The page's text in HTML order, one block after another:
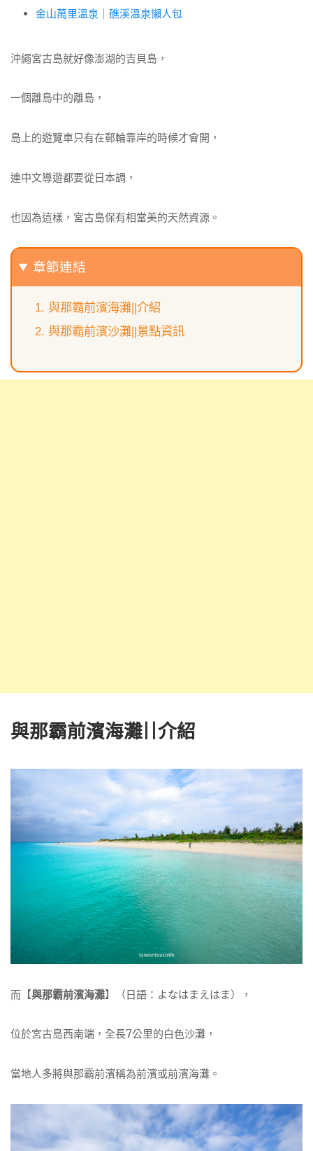
金山萬里溫泉
礁溪溫泉懶人包
沖繩宮古島就好像澎湖的吉貝島，
一個離島中的離島，
島上的遊覽車只有在郵輪靠岸的時候才會開，
連中文導遊都要從日本調，
也因為這樣，宮古島保有相當美的天然資源。
章節連結
與那霸前濱海灘||介紹
與那霸前濱沙灘||景點資訊
與那霸前濱海灘||介紹
而【與那霸前濱海灘】（日語：よなはまえはま），
位於宮古島西南端，全長7公里的白色沙灘，
當地人多將與那霸前濱稱為前濱或前濱海灘。